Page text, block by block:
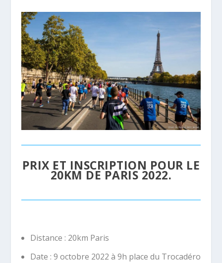
PRIX ET INSCRIPTION POUR LE
20KM DE PARIS 2022.
Distance : 20km Paris
Date : 9 octobre 2022 à 9h place du Trocadéro